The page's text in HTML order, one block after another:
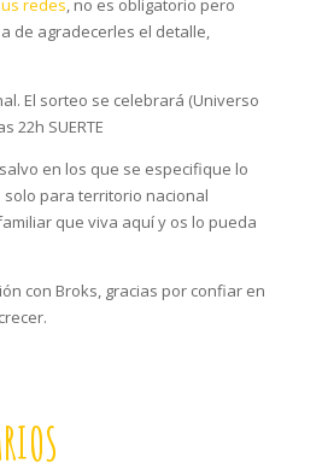
redes, no es obligatorio pero
de agradecerles el detalle,
El sorteo se celebrará (Universo
22h SUERTE
en los que se especifique lo
para territorio nacional
que viva aquí y os lo pueda
con Broks, gracias por confiar en